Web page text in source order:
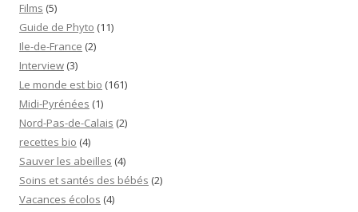
Films (5)
Guide de Phyto (11)
Ile-de-France (2)
Interview (3)
Le monde est bio (161)
Midi-Pyrénées (1)
Nord-Pas-de-Calais (2)
recettes bio (4)
Sauver les abeilles (4)
Soins et santés des bébés (2)
Vacances écolos (4)